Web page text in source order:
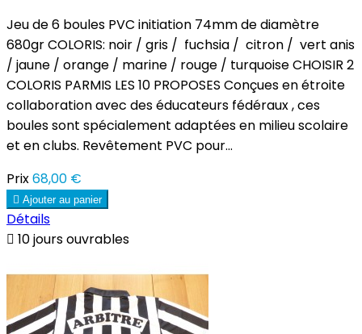
Jeu de 6 boules PVC initiation 74mm de diamètre
680gr COLORIS: noir / gris / fuchsia / citron / vert anis
/ jaune / orange / marine / rouge / turquoise CHOISIR 2
COLORIS PARMIS LES 10 PROPOSES Conçues en étroite
collaboration avec des éducateurs fédéraux , ces
boules sont spécialement adaptées en milieu scolaire
et en clubs. Revêtement PVC pour...
Prix68,00 €
 Ajouter au panier
Détails
 10 jours ouvrables